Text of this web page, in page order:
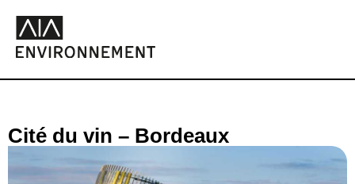
Cité du vin – Bordeaux